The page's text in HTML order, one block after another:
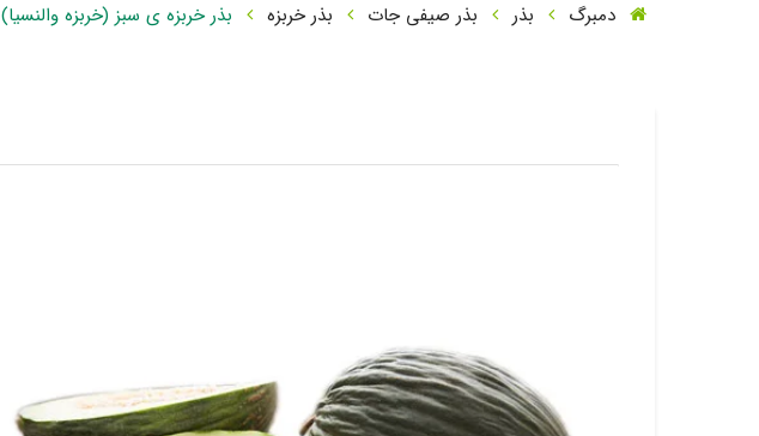
دمبرگ بذر بذر صیفی جات بذر خربزه بذر خربزه ی سبز (خربزه والنسیا)